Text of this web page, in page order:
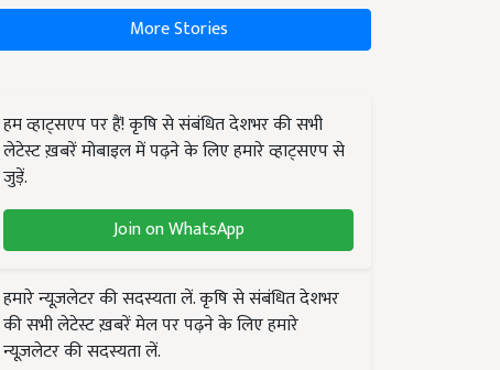
More Stories
हम व्हाट्सएप पर हैं! कृषि से संबंधित देशभर की सभी
लेटेस्ट ख़बरें मोबाइल में पढ़ने के लिए हमारे व्हाट्सएप से
जुड़ें.
Join on WhatsApp
हमारे न्यूज़लेटर की सदस्यता लें. कृषि से संबंधित देशभर
की सभी लेटेस्ट ख़बरें मेल पर पढ़ने के लिए हमारे
न्यूज़लेटर की सदस्यता लें.